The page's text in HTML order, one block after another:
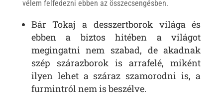
vélem felfedezni ebben az összecsengésben.
Bár Tokaj a desszertborok világa és
ebben a biztos hitében a világot
megingatni nem szabad, de akadnak
szép szárazborok is arrafelé, miként
ilyen lehet a száraz szamorodni is, a
furmintról nem is beszélve.